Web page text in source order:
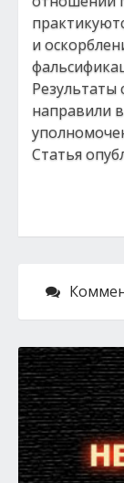
и
Результаты
направили
Статья